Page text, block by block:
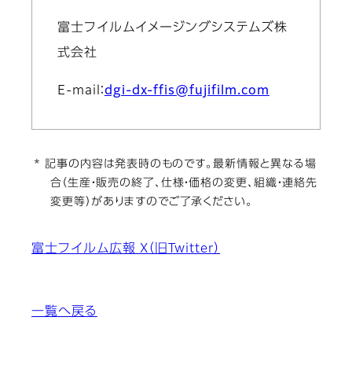
富士フイルムイメージングシステムズ株
式会社
E-mail：dgi-dx-ffis@fujifilm.com
* 記事の内容は発表時のものです。最新情報と異なる場
合（生産・販売の終了、仕様・価格の変更、組織・連絡先
変更等）がありますのでご了承ください。
富士フイルム広報 X（旧Twitter）
一覧へ戻る